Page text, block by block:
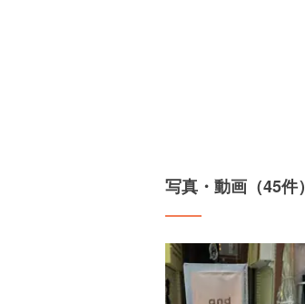
写真・動画（45件）